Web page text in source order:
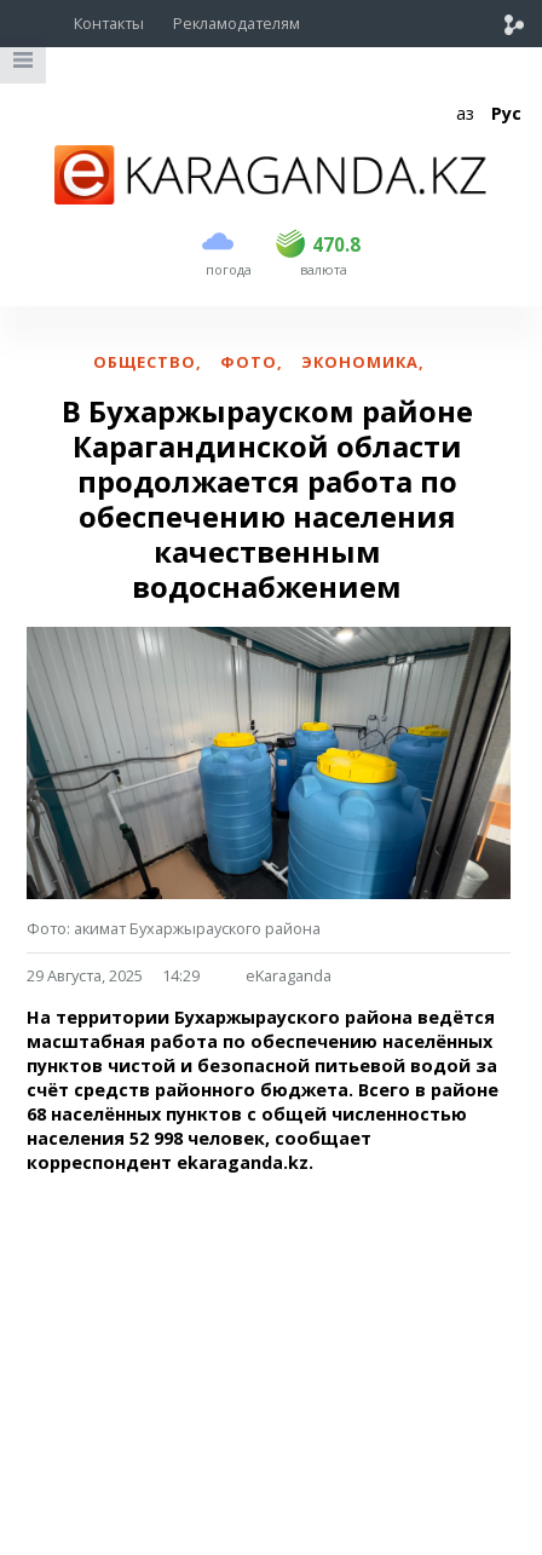
Контакты Рекламодателям
Қаз Рус
погода
470.8
USD 468.5 470.8
EUR валюта
ОБЩЕСТВО, ФОТО, ЭКОНОМИКА,
В Бухаржырауском районе
Карагандинской области
продолжается работа по
обеспечению населения
качественным
водоснабжением
Фото: акимат Бухаржырауского района
29 Августа, 2025 14:29 eKaraganda
На территории Бухаржырауского района ведётся
масштабная работа по обеспечению населённых
пунктов чистой и безопасной питьевой водой за
счёт средств районного бюджета. Всего в районе
68 населённых пунктов с общей численностью
населения 52 998 человек, сообщает
корреспондент ekaraganda.kz.